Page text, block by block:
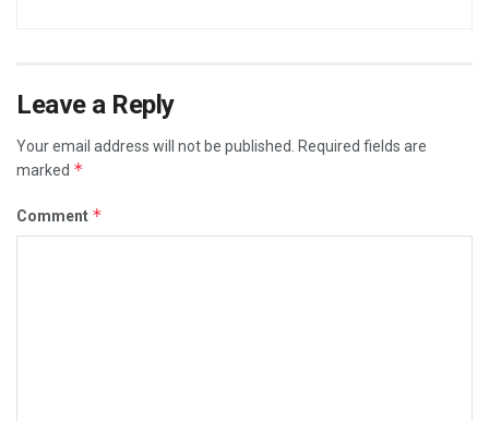
Leave a Reply
Your email address will not be published.
Required fields are
marked *
Comment *